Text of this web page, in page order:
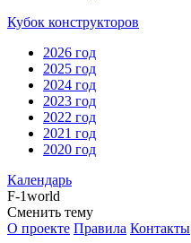
Кубок конструкторов
2026 год
2025 год
2024 год
2023 год
2022 год
2021 год
2020 год
Календарь
F-1world
Сменить тему
О проекте Правила Контакты